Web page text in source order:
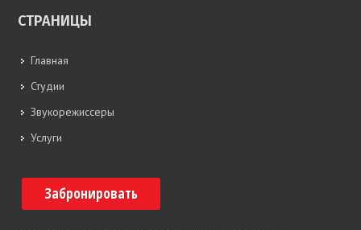
СТРАНИЦЫ
Главная
Студии
Звукорежиссеры
Услуги
Забронировать